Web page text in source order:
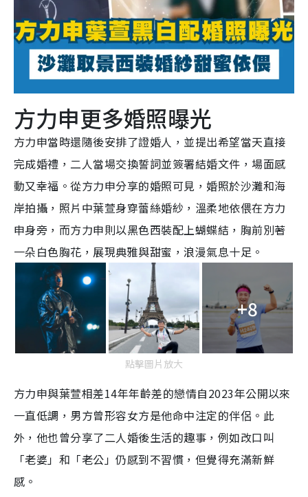
方力申更多婚照曝光
方力申當時還隨後安排了證婚人，並提出希望當天直接
完成婚禮，二人當場交換誓詞並簽署結婚文件，場面感
動又幸福。從方力申分享的婚照可見，婚照於沙灘和海
岸拍攝，照片中葉萱身穿蕾絲婚紗，溫柔地依偎在方力
申身旁，而方力申則以黑色西裝配上蝴蝶結，胸前別著
一朵白色胸花，展現典雅與甜蜜，浪漫氣息十足。
+8
點擊圖片放大
方力申與葉萱相差14年年齡差的戀情自2023年公開以來
一直低調，男方曾形容女方是他命中注定的伴侶。此
外，他也曾分享了二人婚後生活的趣事，例如改口叫
「老婆」和「老公」仍感到不習慣，但覺得充滿新鮮
感。